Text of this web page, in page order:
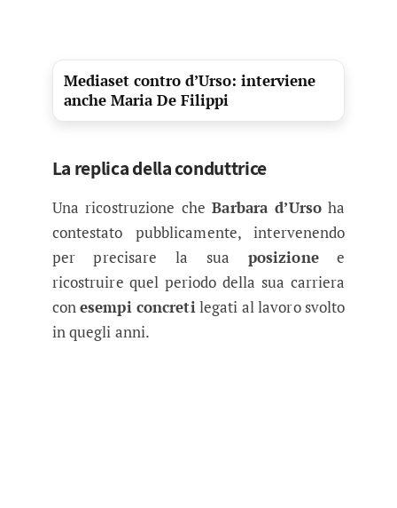
Mediaset contro d’Urso: interviene
anche Maria De Filippi
La replica della conduttrice
Una ricostruzione cheBarbara d’Ursoha
contestato pubblicamente, intervenendo
per precisare la sua posizionee
ricostruire quel periodo della sua carriera
conesempi concretilegati al lavoro svolto
in quegli anni.